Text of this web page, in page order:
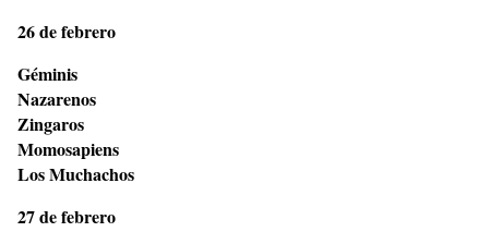
26 de febrero
Géminis
Nazarenos
Zingaros
Momosapiens
Los Muchachos
27 de febrero